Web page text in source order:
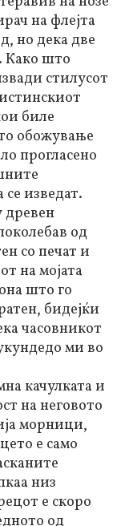
на флејта
но дека две
Како што
стилусот
биле
обожување
прогласено
изведат.
древен
од
со печат и
на мојата
што го
бидејќи
часовникот
ми во
качулката и
на неговото
морници,
е само
низ
е скоро
од